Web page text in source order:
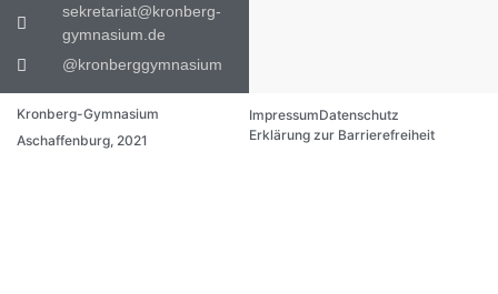
sekretariat@kronberg-
gymnasium.de
@kronberggymnasium
Kronberg-Gymnasium
Aschaffenburg, 2021
ImpressumDatenschutz
Erklärung zur Barrierefreiheit